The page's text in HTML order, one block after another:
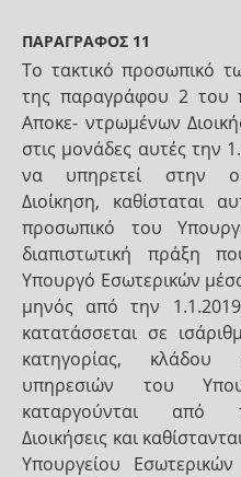
ΠΑΡΑΓΡΑΦΟΣ 11
Το τακτικό προσωπικό
της παραγράφου 2 του
Αποκε- ντρωμένων
στις μονάδες αυτές την
να υπηρετεί στην
Διοίκηση, καθίσταται
προσωπικό του
διαπιστωτική πράξη
Υπουργό Εσωτερικών
μηνός από την
κατατάσσεται σε
κατηγορίας, κλάδου
υπηρεσιών του
καταργούνται από
Διοικήσεις και
Υπουργείου